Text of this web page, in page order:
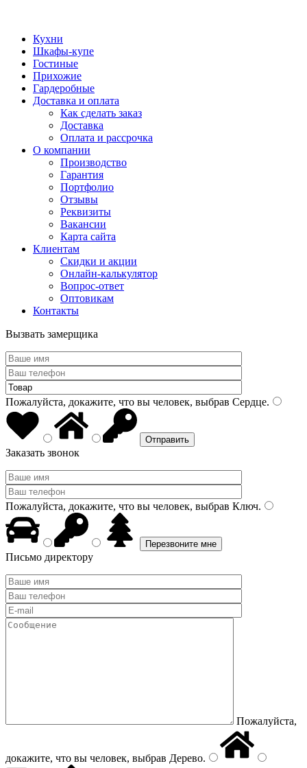
Кухни
Шкафы-купе
Гостиные
Прихожие
Гардеробные
Доставка и оплата
Как сделать заказ
Доставка
Оплата и рассрочка
О компании
Производство
Гарантия
Портфолио
Отзывы
Реквизиты
Вакансии
Карта сайта
Клиентам
Скидки и акции
Онлайн-калькулятор
Вопрос-ответ
Оптовикам
Контакты
Вызвать замерщика
Пожалуйста, докажите, что вы человек, выбрав Сердце.
Заказать звонок
Пожалуйста, докажите, что вы человек, выбрав Ключ.
Письмо директору
Пожалуйста,
докажите, что вы человек, выбрав Дерево.